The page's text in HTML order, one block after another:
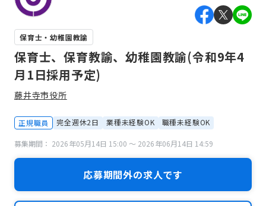
保育士・幼稚園教諭
保育士、保育教諭、幼稚園教諭(令和9年4
月1日採用予定)
藤井寺市役所
正規職員 完全週休2日 業種未経験OK 職種未経験OK
募集期間： 2026年05月14日 15:00 〜 2026年06月14日 14:59
応募期間外の求人です